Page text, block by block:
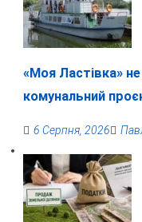
«Моя Ластівка» не
комунальний
6 Серпня, 2026